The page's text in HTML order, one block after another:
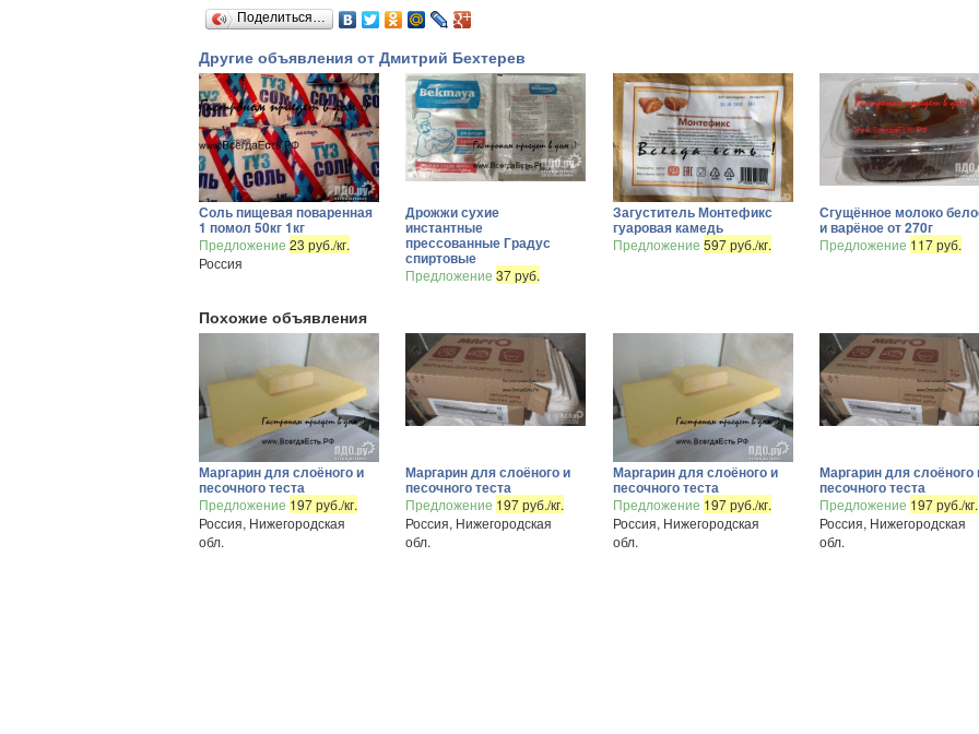
Поделиться…
Другие объявления от Дмитрий Бехтерев
Соль пищевая поваренная
1 помол 50кг 1кг
Предложение 23 руб./кг.
Россия
Дрожжи сухие
инстантные
прессованные Градус
спиртовые
Предложение37 руб.
Загуститель Монтефикс
гуаровая камедь
Предложение 597 руб./кг.
Сгущённое молоко
и варёное от 270г
Предложение 117 руб.
Похожие объявления
Маргарин для слоёного и
песочного теста
Предложение 197 руб./кг.
Россия, Нижегородская
обл.
Маргарин для слоёного и
песочного теста
Предложение 197 руб./кг.
Россия, Нижегородская
обл.
Маргарин для слоёного и
песочного теста
Предложение 197 руб./кг.
Россия, Нижегородская
обл.
Маргарин для слоёного
песочного теста
Предложение 197 руб./кг.
Россия, Нижегородская
обл.